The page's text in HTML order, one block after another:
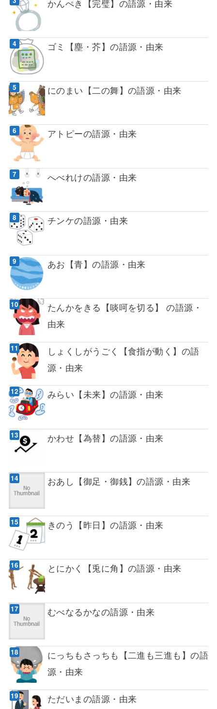
かんぺき【完璧】の語源・由来
ゴミ【塵・芥】の語源・由来
にのまい【二の舞】の語源・由来
アトピーの語源・由来
へべれけの語源・由来
チンケの語源・由来
あお【青】の語源・由来
たんかをきる【啖呵を切る】 の語源・
由来
しょくしがうごく【食指が動く】の語
源・由来
みらい【未来】の語源・由来
かわせ【為替】の語源・由来
おあし【御足・御銭】の語源・由来
きのう【昨日】の語源・由来
とにかく【兎に角】の語源・由来
むべなるかなの語源・由来
にっちもさっちも【二進も三進も】の語
源・由来
ただいまの語源・由来